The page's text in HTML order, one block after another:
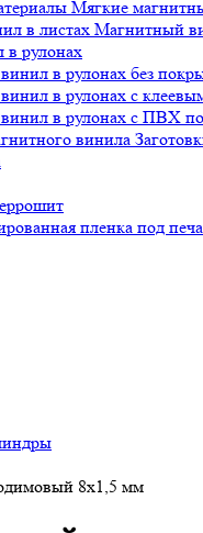
Мягкие
Магнитный
рулонах
в рулонах без
в рулонах с
в рулонах с ПВХ
пленка под
8х1,5 мм